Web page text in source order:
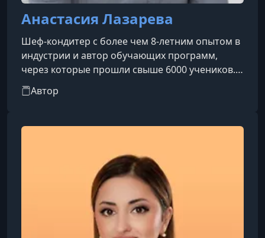
Анастасия Лазарева
Шеф-кондитер с более чем 8-летним опытом в
индустрии и автор обучающих программ,
через которые прошли свыше 6000 учеников.
Основатель одной из ведущих кондитерских
школ в Москве, ежегодно проводит десятки
глубоком понимании процессов: обучение
разобраться в каждом этапе приготовления и
свойствах ингредиентов. Благодаря этому её
ученики успешно реализуют себя в професс
Автор